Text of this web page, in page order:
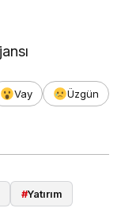
Vay
Üzgün
#Yatırım